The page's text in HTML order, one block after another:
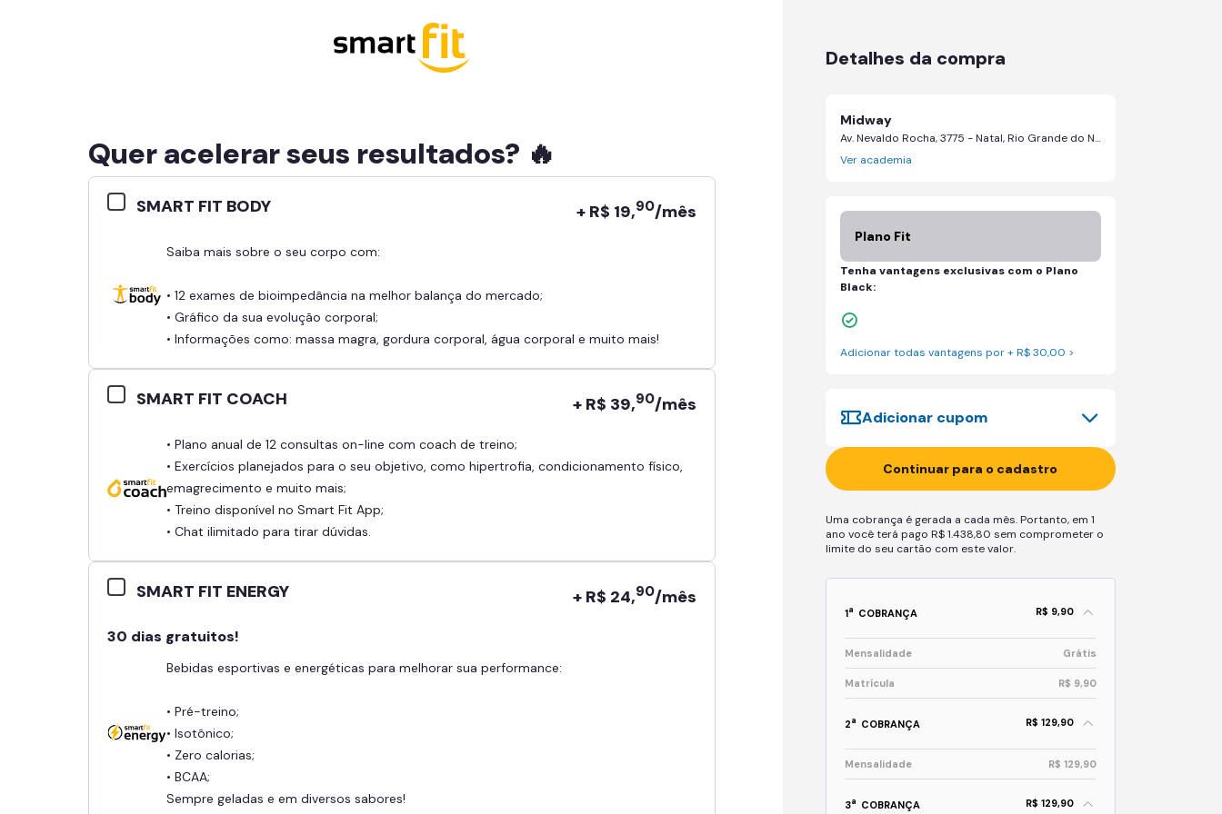
Quer acelerar seus resultados? 🔥
SMART FIT BODY + R$ 19,90/mês
Saiba mais sobre o seu corpo com:
• 12 exames de bioimpedância na melhor balança do mercado;
• Gráfico da sua evolução corporal;
• Informações como: massa magra, gordura corporal, água corporal e muito mais!
SMART FIT COACH + R$ 39,90/mês
• Plano anual de 12 consultas on-line com coach de treino;
• Exercícios planejados para o seu objetivo, como hipertrofia, condicionamento físico,
emagrecimento e muito mais;
• Treino disponível no Smart Fit App;
• Chat ilimitado para tirar dúvidas.
SMART FIT ENERGY + R$ 24,90/mês
30 dias gratuitos!
Bebidas esportivas e energéticas para melhorar sua performance:
• Pré-treino;
• Isotônico;
• Zero calorias;
• BCAA;
Sempre geladas e em diversos sabores!
Detalhes da compra
Midway
Av. Nevaldo Rocha, 3775 - Natal, Rio Grande do Norte
Ver academia
Plano Fit
Tenha vantagens exclusivas com o Plano
Black:
Adicionar todas vantagens por + R$ 30,00 >
Adicionar cupom
Continuar para o cadastro
Uma cobrança é gerada a cada mês. Portanto, em 1
ano você terá pago R$ 1.438,80 sem comprometer o
limite do seu cartão com este valor.
1a COBRANÇA R$ 9,90
Mensalidade Grátis
Matrícula R$ 9,90
2a COBRANÇA R$ 129,90
Mensalidade R$ 129,90
3a COBRANÇA R$ 129,90